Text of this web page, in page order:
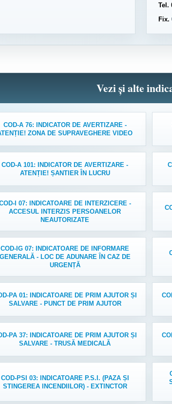
Tel.
Fix.
Vezi și alte
COD-A 76: INDICATOR DE AVERTIZARE -
ZONA DE SUPRAVEGHERE VIDEO
COD-A 101: INDICATOR DE AVERTIZARE -
ATENȚIE! ȘANTIER ÎN LUCRU
I 07: INDICATOARE DE INTERZICERE -
ACCESUL INTERZIS PERSOANELOR
NEAUTORIZATE
COD-IG 07: INDICATOARE DE INFORMARE
GENERALĂ - LOC DE ADUNARE ÎN CAZ DE
URGENȚĂ
PA 01: INDICATOARE DE PRIM AJUTOR ȘI
SALVARE - PUNCT DE PRIM AJUTOR
PA 37: INDICATOARE DE PRIM AJUTOR ȘI
SALVARE - TRUSĂ MEDICALĂ
COD-PSI 03: INDICATOARE P.S.I. (PAZA ȘI
STINGEREA INCENDIILOR) - EXTINCTOR